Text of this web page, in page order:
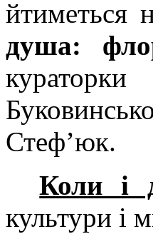
йтиметься
душа:
Стеф’юк.
Коли і
культури і